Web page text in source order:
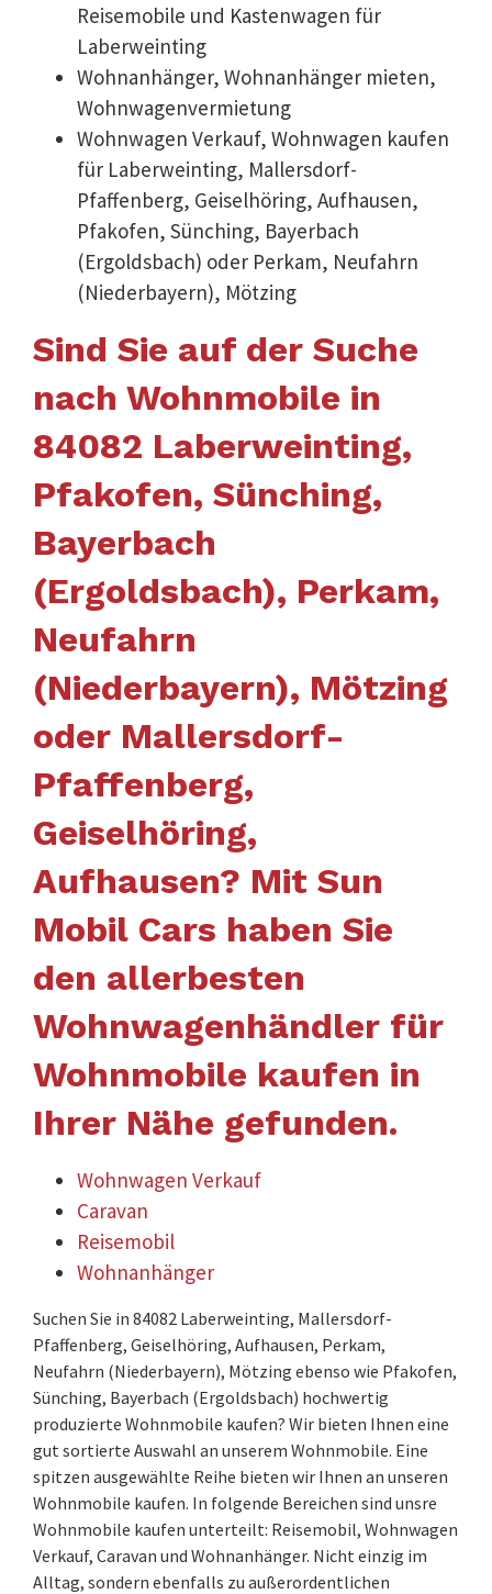
Reisemobile und Kastenwagen für
Laberweinting
Wohnanhänger, Wohnanhänger mieten,
Wohnwagenvermietung
Wohnwagen Verkauf, Wohnwagen kaufen
für Laberweinting, Mallersdorf-
Pfaffenberg, Geiselhöring, Aufhausen,
Pfakofen, Sünching, Bayerbach
(Ergoldsbach) oder Perkam, Neufahrn
(Niederbayern), Mötzing
Sind Sie auf der Suche
nach Wohnmobile in
84082 Laberweinting,
Pfakofen, Sünching,
Bayerbach
(Ergoldsbach), Perkam,
Neufahrn
(Niederbayern), Mötzing
oder Mallersdorf-
Pfaffenberg,
Geiselhöring,
Aufhausen? Mit Sun
Mobil Cars haben Sie
den allerbesten
Wohnwagenhändler für
Wohnmobile kaufen in
Ihrer Nähe gefunden.
Wohnwagen Verkauf
Caravan
Reisemobil
Wohnanhänger
Suchen Sie in 84082 Laberweinting, Mallersdorf-
Pfaffenberg, Geiselhöring, Aufhausen, Perkam,
Neufahrn (Niederbayern), Mötzing ebenso wie Pfakofen,
Sünching, Bayerbach (Ergoldsbach) hochwertig
produzierte Wohnmobile kaufen? Wir bieten Ihnen eine
gut sortierte Auswahl an unserem Wohnmobile. Eine
spitzen ausgewählte Reihe bieten wir Ihnen an unseren
Wohnmobile kaufen. In folgende Bereichen sind unsre
Wohnmobile kaufen unterteilt: Reisemobil, Wohnwagen
Verkauf, Caravan und Wohnanhänger. Nicht einzig im
Alltag, sondern ebenfalls zu außerordentlichen